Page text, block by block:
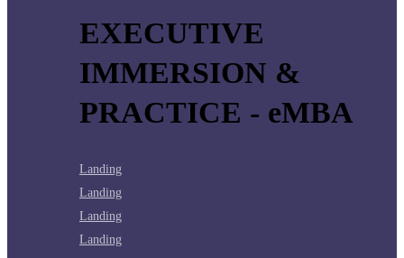
EXECUTIVE
IMMERSION &
PRACTICE - eMBA
Landing
Landing
Landing
Landing